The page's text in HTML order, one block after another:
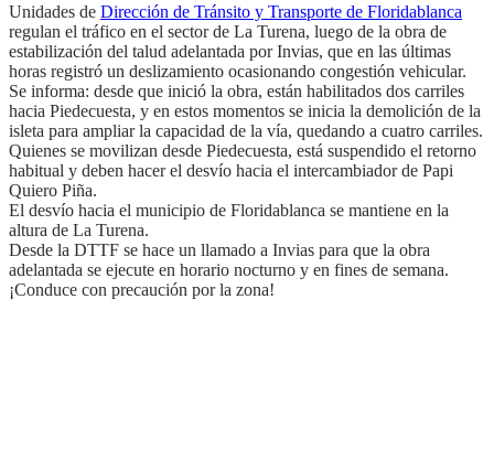
Unidades de Dirección de Tránsito y Transporte de Floridablanca
regulan el tráfico en el sector de La Turena, luego de la obra de
estabilización del talud adelantada por Invias, que en las últimas
horas registró un deslizamiento ocasionando congestión vehicular.
Se informa: desde que inició la obra, están habilitados dos carriles
hacia Piedecuesta, y en estos momentos se inicia la demolición de la
isleta para ampliar la capacidad de la vía, quedando a cuatro carriles.
Quienes se movilizan desde Piedecuesta, está suspendido el retorno
habitual y deben hacer el desvío hacia el intercambiador de Papi
Quiero Piña.
El desvío hacia el municipio de Floridablanca se mantiene en la
altura de La Turena.
Desde la DTTF se hace un llamado a Invias para que la obra
adelantada se ejecute en horario nocturno y en fines de semana.
¡Conduce con precaución por la zona!